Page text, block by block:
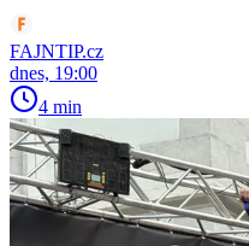
FAJNTIP.cz
dnes, 19:00
4 min